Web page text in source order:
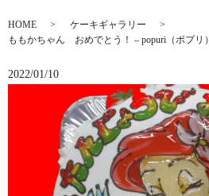
HOME
ケーキギャラリー
ももかちゃん おめでとう！ – popuri（ポプリ）
2022/01/10